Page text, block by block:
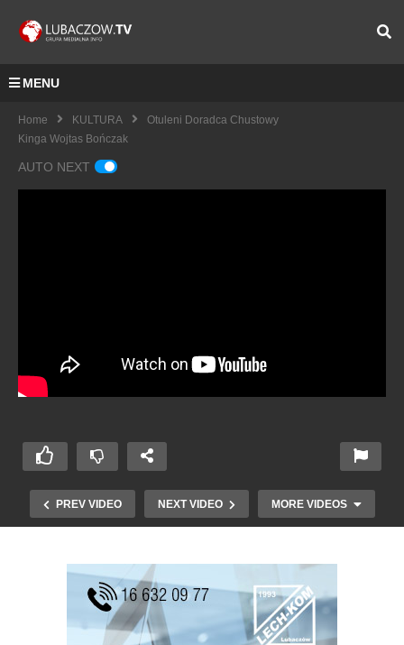
MENU
Home KULTURA
Otuleni Doradca Chustowy
Kinga Wojtas Bończak
AUTO NEXT
PREV VIDEO NEXT VIDEO MORE VIDEOS